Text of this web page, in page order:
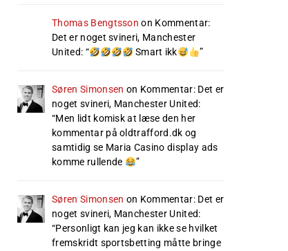
Thomas Bengtsson on Kommentar:
Det er noget svineri, Manchester
United: “ Smart ikk ”
Søren Simonsen on Kommentar: Det er
noget svineri, Manchester United:
“Men lidt komisk at læse den her
kommentar på oldtrafford.dk og
samtidig se Maria Casino display ads
komme rullende
”
Søren Simonsen on Kommentar: Det er
noget svineri, Manchester United:
“Personligt kan jeg kan ikke se hvilket
fremskridt sportsbetting måtte bringe